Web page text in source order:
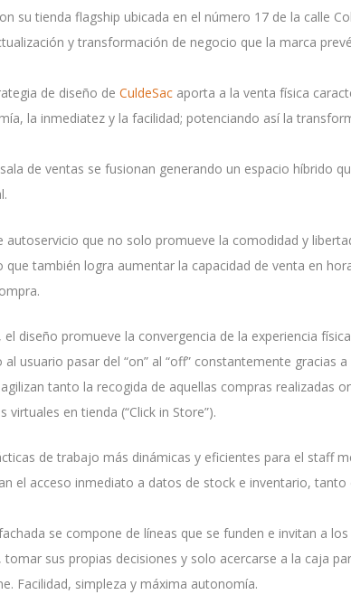
su tienda flagship ubicada en el número 17 de la calle
y transformación de negocio que la marca
de diseño de CuldeSac aporta a la venta física
la inmediatez y la facilidad; potenciando así la
de ventas se fusionan generando un espacio híbrido
que no solo promueve la comodidad y
también logra aumentar la capacidad de venta en
diseño promueve la convergencia de la experiencia
usuario pasar del “on” al “off” constantemente gracias a
tanto la recogida de aquellas compras realizadas
en tienda (“Click in Store”).
de trabajo más dinámicas y eficientes para el staff
el acceso inmediato a datos de stock e inventario, tanto
se compone de líneas que se funden e invitan a los
sus propias decisiones y solo acercarse a la caja
Facilidad, simpleza y máxima autonomía.